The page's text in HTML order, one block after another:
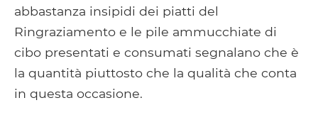
abbastanza insipidi dei piatti del
Ringraziamento e le pile ammucchiate di
cibo presentati e consumati segnalano che è
la quantità piuttosto che la qualità che conta
in questa occasione.